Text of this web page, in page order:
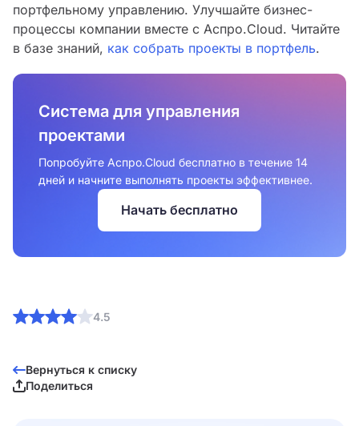
портфельному управлению. Улучшайте бизнес-
процессы компании вместе с Аспро.Cloud. Читайте
в базе знаний, как собрать проекты в портфель.
Система для управления
проектами
Попробуйте Аспро.Cloud бесплатно в течение 14
дней и начните выполнять проекты эффективнее.
Начать бесплатно
4.5
Вернуться к списку
Поделиться